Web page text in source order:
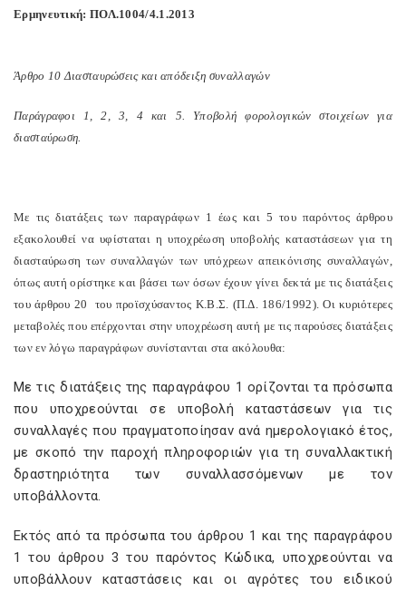
Ερμηνευτική: ΠΟΛ.1004/4.1.2013
Άρθρο 10 Διασταυρώσεις και απόδειξη συναλλαγών
Παράγραφοι 1, 2, 3, 4 και 5. Υποβολή φορολογικών στοιχείων για
διασταύρωση.
Με τις διατάξεις των παραγράφων 1 έως και 5 του παρόντος άρθρου
εξακολουθεί να υφίσταται η υποχρέωση υποβολής καταστάσεων για τη
διασταύρωση των συναλλαγών των υπόχρεων απεικόνισης συναλλαγών,
όπως αυτή ορίστηκε και βάσει των όσων έχουν γίνει δεκτά με τις διατάξεις
του άρθρου 20
του προϊσχύσαντος Κ.Β.Σ. (Π.Δ. 186/1992). Οι κυριότερες
μεταβολές που επέρχονται στην υποχρέωση αυτή με τις παρούσες διατάξεις
των εν λόγω παραγράφων συνίστανται στα ακόλουθα:
Με τις διατάξεις της παραγράφου 1 ορίζονται τα πρόσωπα
που υποχρεούνται σε υποβολή καταστάσεων για τις
συναλλαγές που πραγματοποίησαν ανά ημερολογιακό έτος,
με σκοπό την παροχή πληροφοριών για τη συναλλακτική
δραστηριότητα των συναλλασσόμενων με τον
υποβάλλοντα.
Εκτός από τα πρόσωπα του άρθρου 1 και της παραγράφου
1 του άρθρου 3 του παρόντος Κώδικα, υποχρεούνται να
υποβάλλουν καταστάσεις και οι αγρότες του ειδικού